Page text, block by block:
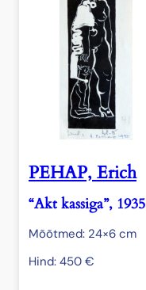
PEHAP, Erich
“Akt kassiga”, 1935
Mõõtmed: 24×6 cm
Hind: 450 €